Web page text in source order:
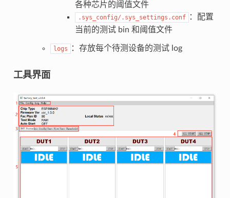
各种芯片的阈值文件
.sys_config/.sys_settings.conf
：配置
当前的测试 bin 和阈值文件
logs ：存放每个待测设备的测试 log
工具界面